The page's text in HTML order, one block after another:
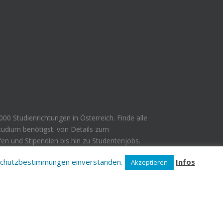
Studienrichtungen in Österreich. Finde alle
benötigst: von Details zum
und Stipendien bis hin zu Studentenjobs.
einverstanden. Akzeptieren Infos